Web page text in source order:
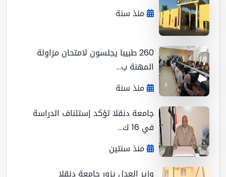
منذ سنة
260 طبيبا يجلسون لامتحان مزاولة
المهنة ب...
منذ سنة
جامعة دنقلا تؤكد إستئناف الدراسة
في 16 ك...
منذ سنتين
وزير العدل يزور جامعة دنقلا